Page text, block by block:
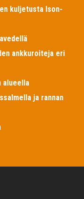
kuljetusta Ison-
ankkuroiteja eri
alueella
ja rannan